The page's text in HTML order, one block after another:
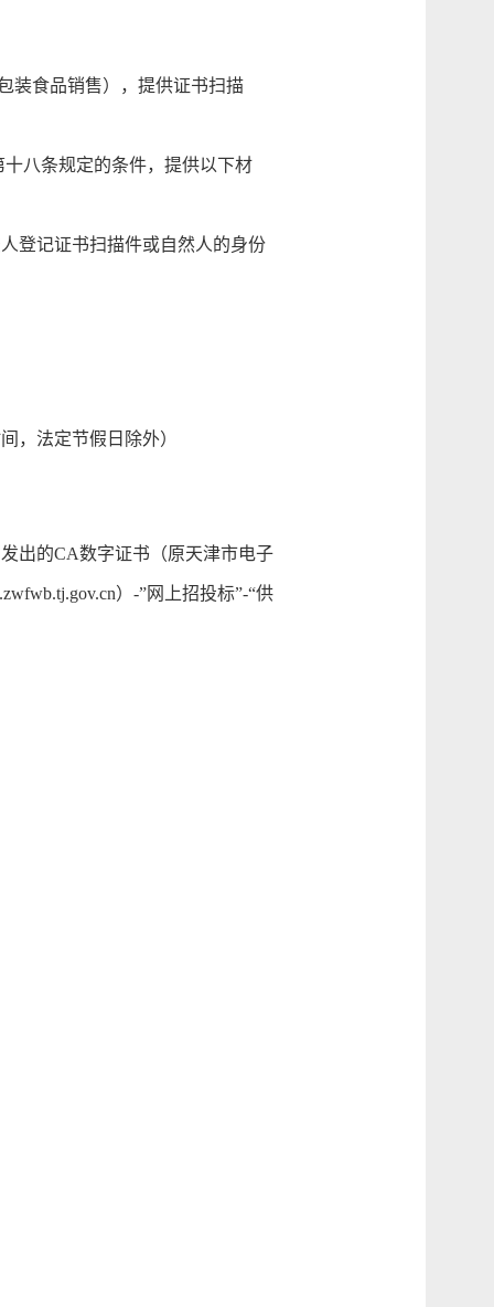
装食品销售），提供证书扫描
八条规定的条件，提供以下材
登记证书扫描件或自然人的身份
，法定节假日除外）
出的CA数字证书（原天津市电子
）-”网上招投标”-“供